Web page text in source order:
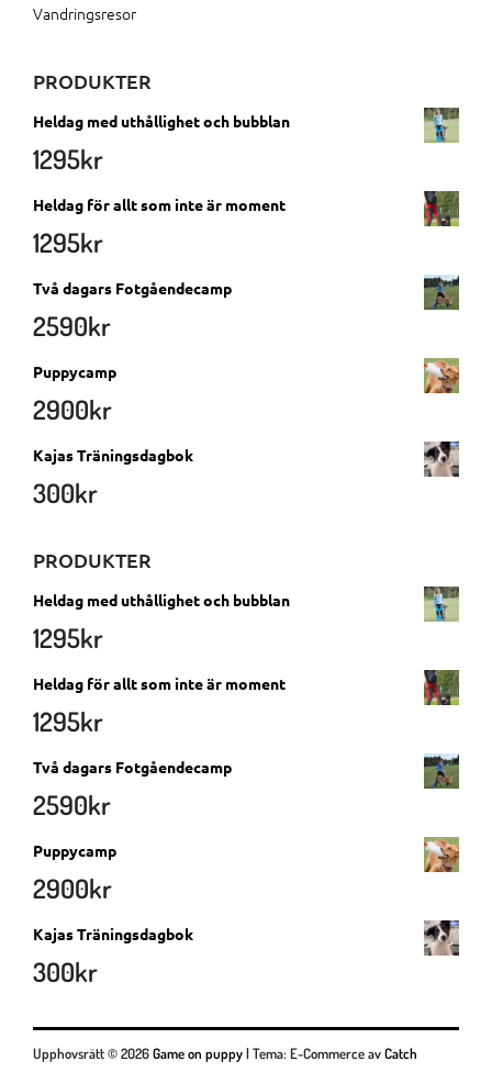
Vandringsresor
PRODUKTER
Heldag med uthållighet och bubblan
1295kr
Heldag för allt som inte är moment
1295kr
Två dagars Fotgåendecamp
2590kr
Puppycamp
2900kr
Kajas Träningsdagbok
300kr
PRODUKTER
Heldag med uthållighet och bubblan
1295kr
Heldag för allt som inte är moment
1295kr
Två dagars Fotgåendecamp
2590kr
Puppycamp
2900kr
Kajas Träningsdagbok
300kr
Upphovsrätt © 2026Game on puppy|Tema: E-Commerce avCatch